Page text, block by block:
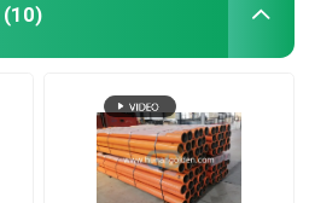
(10)